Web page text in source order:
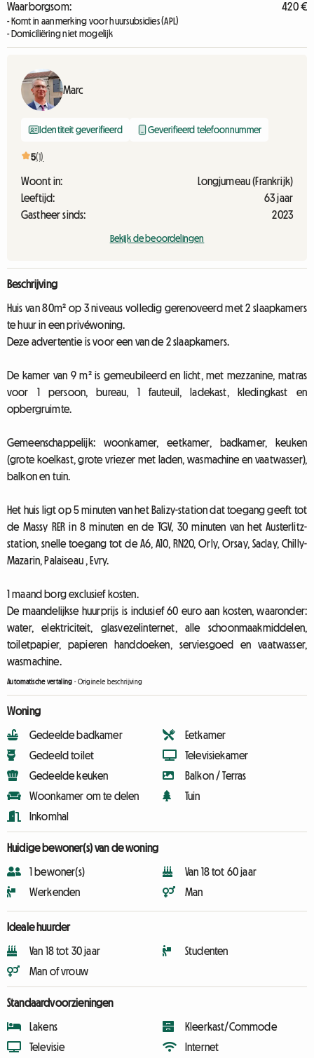
Waarborgsom:
420 €
- Komt in aanmerking voor huursubsidies (APL)
- Domiciliëring niet mogelijk
Marc
Identiteit geverifieerd Geverifieerd telefoonnummer
5(1)
Woont in:
Longjumeau (Frankrijk)
Leeftijd:
63 jaar
Gastheer sinds:
2023
Bekijk de beoordelingen
Beschrijving
Huis van 80m² op 3 niveaus volledig gerenoveerd met 2 slaapkamers
te huur in een privéwoning.
Deze advertentie is voor een van de 2 slaapkamers.
De kamer van 9 m² is gemeubileerd en licht, met mezzanine, matras
voor 1 persoon, bureau, 1 fauteuil, ladekast, kledingkast en
opbergruimte.
Gemeenschappelijk: woonkamer, eetkamer, badkamer, keuken
(grote koelkast, grote vriezer met laden, wasmachine en vaatwasser),
balkon en tuin.
Het huis ligt op 5 minuten van het Balizy-station dat toegang geeft tot
de Massy RER in 8 minuten en de TGV, 30 minuten van het Austerlitz-
station, snelle toegang tot de A6, A10, RN20, Orly, Orsay, Saclay, Chilly-
Mazarin, Palaiseau , Evry.
1 maand borg exclusief kosten.
De maandelijkse huurprijs is inclusief 60 euro aan kosten, waaronder:
water, elektriciteit, glasvezelinternet, alle schoonmaakmiddelen,
toiletpapier, papieren handdoeken, serviesgoed en vaatwasser,
wasmachine.
Automatische vertaling -Originele beschrijving
Woning
Gedeelde badkamer
Gedeeld toilet
Gedeelde keuken
Woonkamer om te delen
Inkomhal
Eetkamer
Televisiekamer
Balkon / Terras
Tuin
Huidige bewoner(s) van de woning
1 bewoner(s)
Werkenden
Van 18 tot 60 jaar
Man
Ideale huurder
Van 18 tot 30 jaar
Man of vrouw
Studenten
Standaardvoorzieningen
Lakens
Televisie
Kleerkast/Commode
Internet